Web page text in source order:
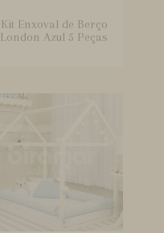
Kit Enxoval de Berço
London Azul 5 Peças